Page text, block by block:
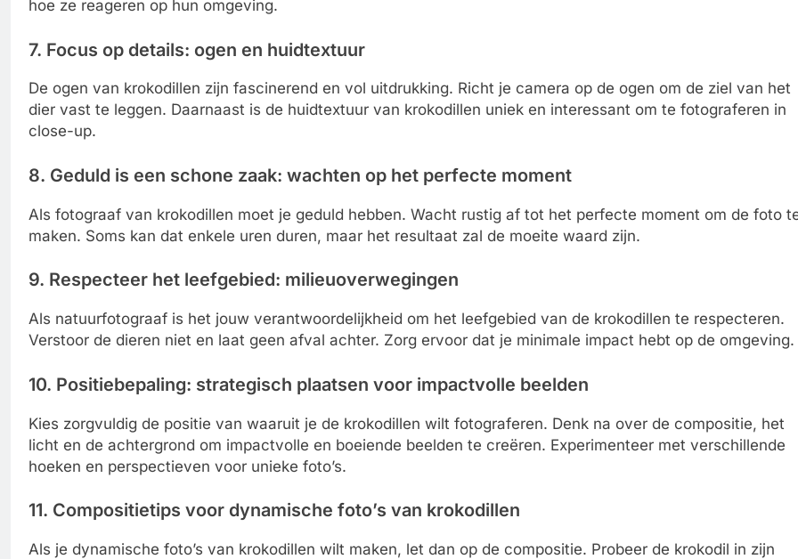
hoe ze reageren op hun omgeving.
7. Focus op details: ogen en huidtextuur
De ogen van krokodillen zijn fascinerend en vol uitdrukking. Richt je camera op de ogen om de ziel van het
dier vast te leggen. Daarnaast is de huidtextuur van krokodillen uniek en interessant om te fotograferen in
close-up.
8. Geduld is een schone zaak: wachten op het perfecte moment
Als fotograaf van krokodillen moet je geduld hebben. Wacht rustig af tot het perfecte moment om de foto
maken. Soms kan dat enkele uren duren, maar het resultaat zal de moeite waard zijn.
9. Respecteer het leefgebied: milieuoverwegingen
Als natuurfotograaf is het jouw verantwoordelijkheid om het leefgebied van de krokodillen te respecteren.
Verstoor de dieren niet en laat geen afval achter. Zorg ervoor dat je minimale impact hebt op de omgeving.
10. Positiebepaling: strategisch plaatsen voor impactvolle beelden
Kies zorgvuldig de positie van waaruit je de krokodillen wilt fotograferen. Denk na over de compositie, het
licht en de achtergrond om impactvolle en boeiende beelden te creëren. Experimenteer met verschillende
hoeken en perspectieven voor unieke foto’s.
11. Compositietips voor dynamische foto’s van krokodillen
Als je dynamische foto’s van krokodillen wilt maken, let dan op de compositie. Probeer de krokodil in zijn